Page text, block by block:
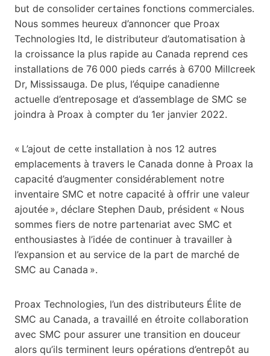
but de consolider certaines fonctions commerciales.
Nous sommes heureux d’annoncer que Proax
Technologies ltd, le distributeur d’automatisation à
la croissance la plus rapide au Canada reprend ces
installations de 76 000 pieds carrés à 6700 Millcreek
Dr, Mississauga. De plus, l’équipe canadienne
actuelle d’entreposage et d’assemblage de SMC se
joindra à Proax à compter du 1er janvier 2022.
« L’ajout de cette installation à nos 12 autres
emplacements à travers le Canada donne à Proax la
capacité d’augmenter considérablement notre
inventaire SMC et notre capacité à offrir une valeur
ajoutée », déclare Stephen Daub, président « Nous
sommes fiers de notre partenariat avec SMC et
enthousiastes à l’idée de continuer à travailler à
l’expansion et au service de la part de marché de
SMC au Canada ».
Proax Technologies, l’un des distributeurs Élite de
SMC au Canada, a travaillé en étroite collaboration
avec SMC pour assurer une transition en douceur
alors qu’ils terminent leurs opérations d’entrepôt au